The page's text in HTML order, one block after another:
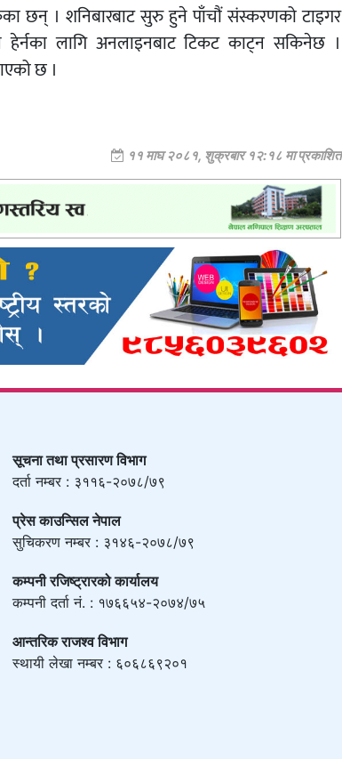
छन् । शनिबारबाट सुरु हुने पाँचौं संस्करणको टाइगर
लागि अनलाइनबाट टिकट काट्न सकिनेछ ।
छ ।
११ माघ २०८१, शुक्रबार १२:१८ मा प्रकाशित
सूचना तथा प्रसारण विभाग
दर्ता नम्बर : ३११६-२०७८/७९
प्रेस काउन्सिल नेपाल
सुचिकरण नम्बर : ३१४६-२०७८/७९
कम्पनी रजिष्ट्रारको कार्यालय
कम्पनी दर्ता नं. : १७६६५४-२०७४/७५
आन्तरिक राजश्व विभाग
स्थायी लेखा नम्बर : ६०६८६९२०१